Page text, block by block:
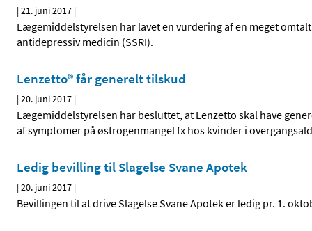
|21. juni 2017 |
Lægemiddelstyrelsen har lavet en vurdering af en meget
antidepressiv medicin (SSRI).
Lenzetto® får generelt tilskud
|20. juni 2017 |
Lægemiddelstyrelsen har besluttet, at Lenzetto skal have
af symptomer på østrogenmangel fx hos kvinder i
Ledig bevilling til Slagelse Svane Apotek
|20. juni 2017 |
Bevillingen til at drive Slagelse Svane Apotek er ledig pr. 1.